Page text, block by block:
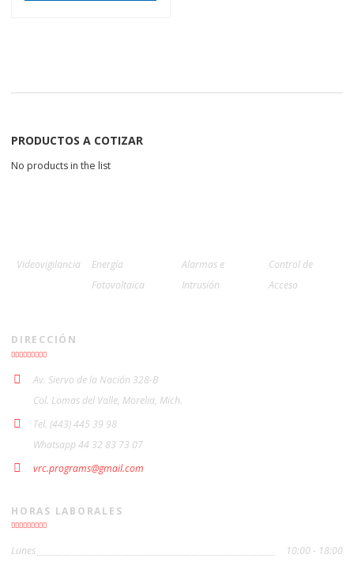
PRODUCTOS A COTIZAR
No products in the list
Videovigilancia
Energía
Fotovoltaica
Alarmas e
Intrusión
Control de
Acceso
DIRECCIÓN
Av. Siervo de la Nación 328-B
Col. Lomas del Valle, Morelia, Mich.
Tel. (443) 445 39 98
Whatsapp 44 32 83 73 07
vrc.programs@gmail.com
HORAS LABORALES
Lunes 10:00 - 18:00